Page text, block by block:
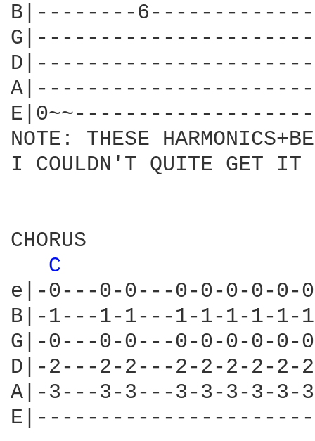
B|--------
NOTE: THESE
I COULDN'T QUITE GET IT
CHORUS
C
e|-0---0-0---0-0-0-0-0-
B|-1---1-1---1-1-1-1-1-
G|-0---0-0---0-0-0-0-0-
D|-2---2-2---2-2-2-2-2-
A|-3---3-3---3-3-3-3-3-